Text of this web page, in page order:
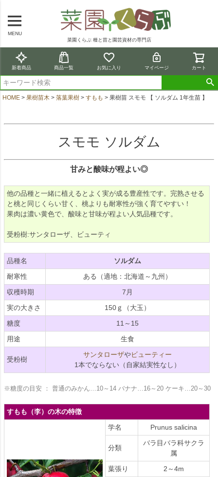
MENU
菜園くらぶ 種と苗と園芸資材の専門店
新着商品 商品一覧 お気に入り マイページ カート
HOME 果樹苗木 落葉果樹 すもも 果樹苗 スモモ 【 ソルダム 1年生苗 】
スモモ ソルダム
甘みと酸味が程よい◎
他の品種と一緒に植えるとよく実が成る豊産性です。完熟させる
と桃と同じくらい甘く、桃よりも耐寒性が強く育てやすい！
果肉は濃い黄色で、酸味と甘味が程よい人気品種です。
受粉樹:サンタローザ、ビューティ
品種名
ソルダム
耐寒性
ある（適地：北海道～九州）
収穫時期
7月
実の大きさ
150ｇ（大玉）
糖度
11～15
用途
生食
受粉樹
サンタローザやビューティー
1本でならない（自家結実性なし）
※糖度の目安 ： 普通のみかん…10～14 バナナ…16～20 ケーキ…20～30
すもも（李）の木の特徴
学名
Prunus salicina
分類
バラ目バラ科サクラ
属
葉張り
2～4m